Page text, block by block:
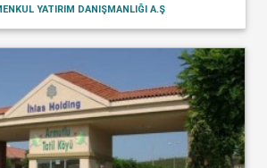
YATIRIM DANIŞMANLIĞI A.Ş